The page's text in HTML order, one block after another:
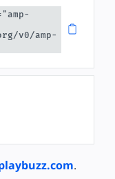
v0/amp-
.